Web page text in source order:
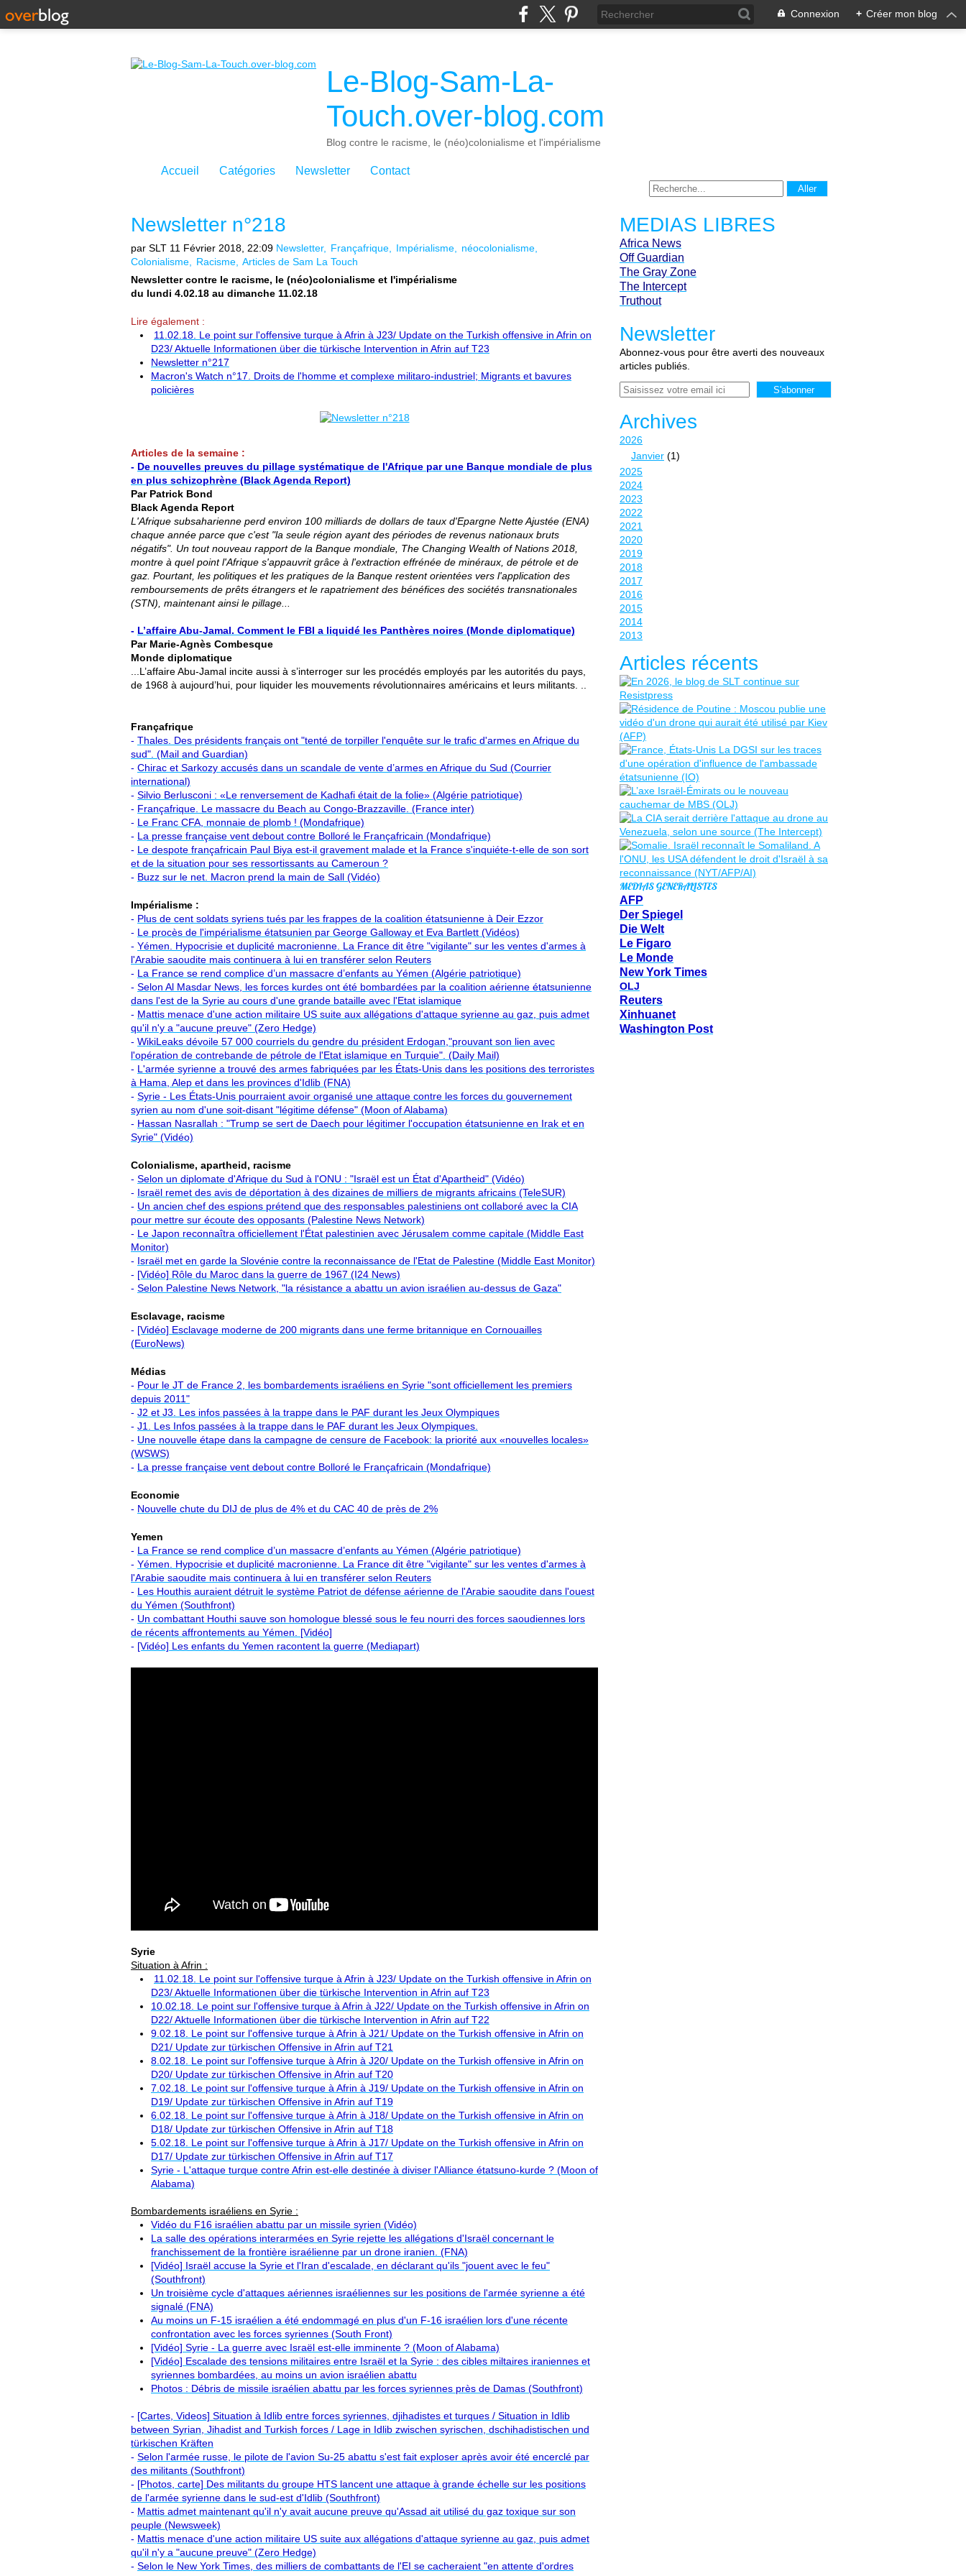
Connexion + Créer mon blog
Le-Blog-Sam-La-
Touch.over-blog.com
Blog contre le racisme, le (néo)colonialisme et l'impérialisme
Accueil Catégories Newsletter Contact
Newsletter n°218
par SLT 11 Février 2018, 22:09 Newsletter Françafrique Impérialisme
néocolonialisme
Colonialisme
Racisme Articles de Sam La Touch
Newsletter contre le racisme, le (néo)colonialisme et l'impérialisme
du lundi 4.02.18 au dimanche 11.02.18
Lire également :
11.02.18. Le point sur l'offensive turque à Afrin à J23/ Update on the Turkish offensive in Afrin on
D23/ Aktuelle Informationen über die türkische Intervention in Afrin auf T23
Newsletter n°217
Macron's Watch n°17. Droits de l'homme et complexe militaro-industriel; Migrants et bavures
policières
Articles de la semaine :
- De nouvelles preuves du pillage systématique de l'Afrique par une Banque mondiale de plus
en plus schizophrène (Black Agenda Report)
Par Patrick Bond
Black Agenda Report
L'Afrique subsaharienne perd environ 100 milliards de dollars de taux d'Epargne Nette Ajustée (ENA)
chaque année parce que c'est "la seule région ayant des périodes de revenus nationaux bruts
négatifs". Un tout nouveau rapport de la Banque mondiale, The Changing Wealth of Nations 2018,
montre à quel point l'Afrique s'appauvrit grâce à l'extraction effrénée de minéraux, de pétrole et de
gaz. Pourtant, les politiques et les pratiques de la Banque restent orientées vers l'application des
remboursements de prêts étrangers et le rapatriement des bénéfices des sociétés transnationales
(STN), maintenant ainsi le pillage...
- L’affaire Abu-Jamal. Comment le FBI a liquidé les Panthères noires (Monde diplomatique)
Par Marie-Agnès Combesque
Monde diplomatique
...L’affaire Abu-Jamal incite aussi à s’interroger sur les procédés employés par les autorités du pays,
de 1968 à aujourd’hui, pour liquider les mouvements révolutionnaires américains et leurs militants. ..
Françafrique
- Thales. Des présidents français ont "tenté de torpiller l'enquête sur le trafic d'armes en Afrique du
sud". (Mail and Guardian)
- Chirac et Sarkozy accusés dans un scandale de vente d’armes en Afrique du Sud (Courrier
international)
- Silvio Berlusconi : «Le renversement de Kadhafi était de la folie» (Algérie patriotique)
- Françafrique. Le massacre du Beach au Congo-Brazzaville. (France inter)
- Le Franc CFA, monnaie de plomb ! (Mondafrique)
- La presse française vent debout contre Bolloré le Françafricain (Mondafrique)
- Le despote françafricain Paul Biya est-il gravement malade et la France s'inquiéte-t-elle de son sort
et de la situation pour ses ressortissants au Cameroun ?
- Buzz sur le net. Macron prend la main de Sall (Vidéo)
Impérialisme :
- Plus de cent soldats syriens tués par les frappes de la coalition étatsunienne à Deir Ezzor
- Le procès de l'impérialisme étatsunien par George Galloway et Eva Bartlett (Vidéos)
- Yémen. Hypocrisie et duplicité macronienne. La France dit être "vigilante" sur les ventes d'armes à
l'Arabie saoudite mais continuera à lui en transférer selon Reuters
- La France se rend complice d’un massacre d’enfants au Yémen (Algérie patriotique)
- Selon Al Masdar News, les forces kurdes ont été bombardées par la coalition aérienne étatsunienne
dans l'est de la Syrie au cours d'une grande bataille avec l'Etat islamique
- Mattis menace d'une action militaire US suite aux allégations d'attaque syrienne au gaz, puis admet
qu'il n'y a "aucune preuve" (Zero Hedge)
- WikiLeaks dévoile 57 000 courriels du gendre du président Erdogan,"prouvant son lien avec
l'opération de contrebande de pétrole de l'Etat islamique en Turquie". (Daily Mail)
- L'armée syrienne a trouvé des armes fabriquées par les États-Unis dans les positions des terroristes
à Hama, Alep et dans les provinces d'Idlib (FNA)
- Syrie - Les États-Unis pourraient avoir organisé une attaque contre les forces du gouvernement
syrien au nom d'une soit-disant "légitime défense" (Moon of Alabama)
- Hassan Nasrallah : "Trump se sert de Daech pour légitimer l'occupation étatsunienne en Irak et en
Syrie" (Vidéo)
Colonialisme, apartheid, racisme
- Selon un diplomate d'Afrique du Sud à l'ONU : "Israël est un État d'Apartheid" (Vidéo)
- Israël remet des avis de déportation à des dizaines de milliers de migrants africains (TeleSUR)
- Un ancien chef des espions prétend que des responsables palestiniens ont collaboré avec la CIA
pour mettre sur écoute des opposants (Palestine News Network)
- Le Japon reconnaîtra officiellement l'État palestinien avec Jérusalem comme capitale (Middle East
Monitor)
- Israël met en garde la Slovénie contre la reconnaissance de l'Etat de Palestine (Middle East Monitor)
- [Vidéo] Rôle du Maroc dans la guerre de 1967 (I24 News)
- Selon Palestine News Network, "la résistance a abattu un avion israélien au-dessus de Gaza"
Esclavage, racisme
- [Vidéo] Esclavage moderne de 200 migrants dans une ferme britannique en Cornouailles
(EuroNews)
Médias
- Pour le JT de France 2, les bombardements israéliens en Syrie "sont officiellement les premiers
depuis 2011"
- J2 et J3. Les infos passées à la trappe dans le PAF durant les Jeux Olympiques
- J1. Les Infos passées à la trappe dans le PAF durant les Jeux Olympiques.
- Une nouvelle étape dans la campagne de censure de Facebook: la priorité aux «nouvelles locales»
(WSWS)
- La presse française vent debout contre Bolloré le Françafricain (Mondafrique)
Economie
- Nouvelle chute du DIJ de plus de 4% et du CAC 40 de près de 2%
Yemen
- La France se rend complice d’un massacre d’enfants au Yémen (Algérie patriotique)
- Yémen. Hypocrisie et duplicité macronienne. La France dit être "vigilante" sur les ventes d'armes à
l'Arabie saoudite mais continuera à lui en transférer selon Reuters
- Les Houthis auraient détruit le système Patriot de défense aérienne de l'Arabie saoudite dans l'ouest
du Yémen (Southfront)
- Un combattant Houthi sauve son homologue blessé sous le feu nourri des forces saoudiennes lors
de récents affrontements au Yémen. [Vidéo]
- [Vidéo] Les enfants du Yemen racontent la guerre (Mediapart)
Syrie
Situation à Afrin :
11.02.18. Le point sur l'offensive turque à Afrin à J23/ Update on the Turkish offensive in Afrin on
D23/ Aktuelle Informationen über die türkische Intervention in Afrin auf T23
10.02.18. Le point sur l'offensive turque à Afrin à J22/ Update on the Turkish offensive in Afrin on
D22/ Aktuelle Informationen über die türkische Intervention in Afrin auf T22
9.02.18. Le point sur l'offensive turque à Afrin à J21/ Update on the Turkish offensive in Afrin on
D21/ Update zur türkischen Offensive in Afrin auf T21
8.02.18. Le point sur l'offensive turque à Afrin à J20/ Update on the Turkish offensive in Afrin on
D20/ Update zur türkischen Offensive in Afrin auf T20
7.02.18. Le point sur l'offensive turque à Afrin à J19/ Update on the Turkish offensive in Afrin on
D19/ Update zur türkischen Offensive in Afrin auf T19
6.02.18. Le point sur l'offensive turque à Afrin à J18/ Update on the Turkish offensive in Afrin on
D18/ Update zur türkischen Offensive in Afrin auf T18
5.02.18. Le point sur l'offensive turque à Afrin à J17/ Update on the Turkish offensive in Afrin on
D17/ Update zur türkischen Offensive in Afrin auf T17
Syrie - L'attaque turque contre Afrin est-elle destinée à diviser l'Alliance étatsuno-kurde ? (Moon of
Alabama)
Bombardements israéliens en Syrie :
Vidéo du F16 israélien abattu par un missile syrien (Vidéo)
La salle des opérations interarmées en Syrie rejette les allégations d'Israël concernant le
franchissement de la frontière israélienne par un drone iranien. (FNA)
[Vidéo] Israël accuse la Syrie et l'Iran d'escalade, en déclarant qu'ils "jouent avec le feu"
(Southfront)
Un troisième cycle d'attaques aériennes israéliennes sur les positions de l'armée syrienne a été
signalé (FNA)
Au moins un F-15 israélien a été endommagé en plus d'un F-16 israélien lors d'une récente
confrontation avec les forces syriennes (South Front)
[Vidéo] Syrie - La guerre avec Israël est-elle imminente ? (Moon of Alabama)
[Vidéo] Escalade des tensions militaires entre Israël et la Syrie : des cibles miltaires iraniennes et
syriennes bombardées, au moins un avion israélien abattu
Photos : Débris de missile israélien abattu par les forces syriennes près de Damas (Southfront)
- [Cartes, Videos] Situation à Idlib entre forces syriennes, djihadistes et turques / Situation in Idlib
between Syrian, Jihadist and Turkish forces / Lage in Idlib zwischen syrischen, dschihadistischen und
türkischen Kräften
- Selon l'armée russe, le pilote de l'avion Su-25 abattu s'est fait exploser après avoir été encerclé par
des militants (Southfront)
- [Photos, carte] Des militants du groupe HTS lancent une attaque à grande échelle sur les positions
de l'armée syrienne dans le sud-est d'Idlib (Southfront)
- Mattis admet maintenant qu'il n'y avait aucune preuve qu'Assad ait utilisé du gaz toxique sur son
peuple (Newsweek)
- Mattis menace d'une action militaire US suite aux allégations d'attaque syrienne au gaz, puis admet
qu'il n'y a "aucune preuve" (Zero Hedge)
- Selon le New York Times, des milliers de combattants de l'EI se cacheraient "en attente d'ordres
MEDIAS LIBRES
Africa News
Off Guardian
The Gray Zone
The Intercept
Truthout
Newsletter
Abonnez-vous pour être averti des nouveaux
articles publiés.
Email
Archives
2026
Janvier (1)
2025
2024
2023
2022
2021
2020
2019
2018
2017
2016
2015
2014
2013
Articles récents
MEDIAS GENERALISTES
AFP
Der Spiegel
Die Welt
Le Figaro
Le Monde
New York Times
OLJ
Reuters
Xinhuanet
Washington Post